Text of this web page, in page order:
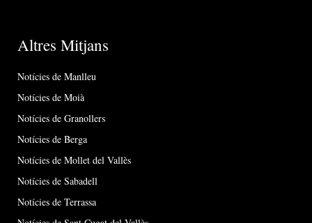
Altres Mitjans
Notícies de Manlleu
Notícies de Moià
Notícies de Granollers
Notícies de Berga
Notícies de Mollet del Vallès
Notícies de Sabadell
Notícies de Terrassa